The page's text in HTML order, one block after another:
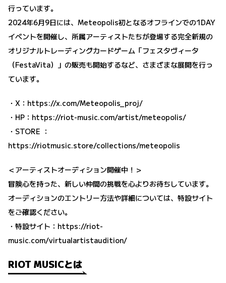
行っています。
2024年6月9日には、Meteopolis初となるオフラインでの1DAY
イベントを開催し、所属アーティストたちが登場する完全新規の
オリジナルトレーディングカードゲーム「フェスタヴィータ
（FestaVita）」の販売も開始するなど、さまざまな展開を行っ
ています。
・X： https://x.com/Meteopolis_proj/
・HP： https://riot-music.com/artist/meteopolis/
・STORE ：
https://riotmusic.store/collections/meteopolis
＜アーティストオーディション開催中！＞
冒険心を持った、新しい仲間の挑戦を心よりお待ちしています。
オーディションのエントリー方法や詳細については、特設サイト
をご確認ください。
・特設サイト： https://riot-
music.com/virtualartistaudition/
RIOT MUSICとは